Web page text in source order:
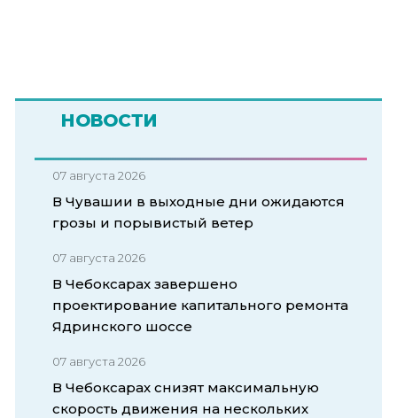
НОВОСТИ
07 августа 2026
В Чувашии в выходные дни ожидаются
грозы и порывистый ветер
07 августа 2026
В Чебоксарах завершено
проектирование капитального ремонта
Ядринского шоссе
07 августа 2026
В Чебоксарах снизят максимальную
скорость движения на нескольких